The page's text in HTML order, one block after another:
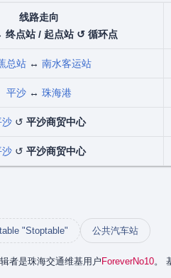
线路走向
终点站 / 起点站 ↺ 循环点
总站↔ 南水客运站
平沙↔ 珠海港
沙↺ 平沙商贸中心
沙↺ 平沙商贸中心
"Stoptable"
公共汽车站
者是珠海交通维基用户ForeverNo10。